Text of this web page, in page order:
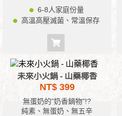
6-8人家庭份量
高溫高壓滅菌、常溫保存
未來小火鍋 - 山藥椰香
NT$ 399
無蛋奶的"奶香鍋物"!?
純素、無蛋奶、無五辛